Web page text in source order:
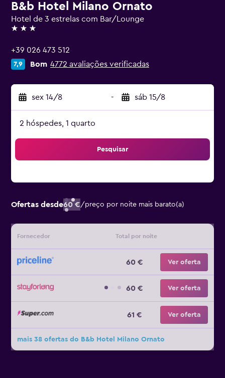
B&b Hotel Milano Ornato
Hotel de 3 estrelas com Bar/Lounge
3 estrelas
+39 026 473 512
7,9 Bom 4772 avaliações verificadas
sex 14/8 - sáb 15/8
2 hóspedes, 1 quarto
Pesquisar
Ofertas desde60 €/preço por noite mais barato(a)
Fornecedor Total por noite
60 € Ver oferta
60 € Ver oferta
61 € Ver oferta
mais 38 ofertas do B&b Hotel Milano Ornato